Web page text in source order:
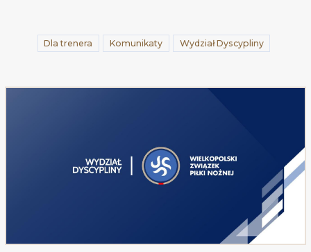
Dla trenera Komunikaty Wydział Dyscypliny